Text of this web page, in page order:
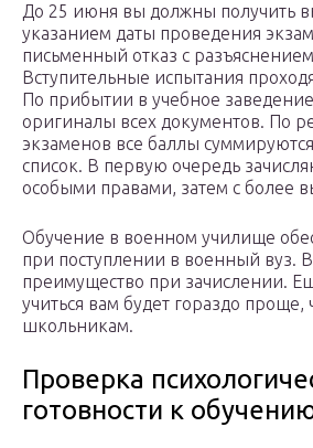
До 25 июня вы должны получить
указанием даты проведения
письменный отказ с
Вступительные испытания
По прибытии в учебное
оригиналы всех документов. По
экзаменов все баллы суммируются
список. В первую очередь
особыми правами, затем с более
Обучение в военном училище
при поступлении в военный вуз.
преимущество при зачислении.
учиться вам будет гораздо
школьникам.
Проверка
готовности к